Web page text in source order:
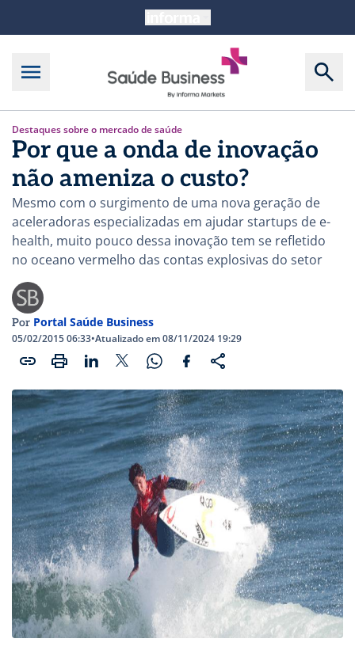
Destaques sobre o mercado de saúde
Por que a onda de inovação
não ameniza o custo?
Mesmo com o surgimento de uma nova geração de
aceleradoras especializadas em ajudar startups de e-
health, muito pouco dessa inovação tem se refletido
no oceano vermelho das contas explosivas do setor
Por Portal Saúde Business
05/02/2015 06:33•Atualizado em 08/11/2024 19:29